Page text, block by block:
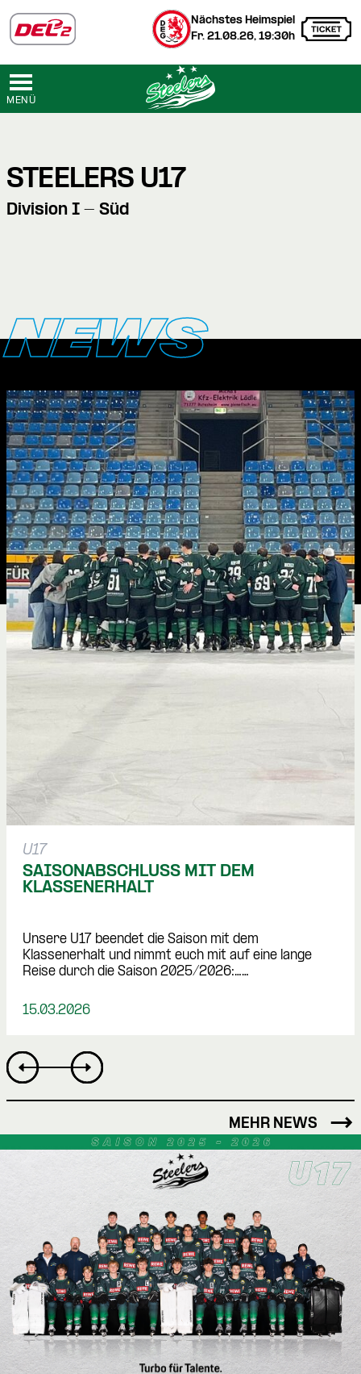
Nächstes Heimspiel
Fr. 21.08.26, 19:30h
MENÜ
STEELERS U17
Division I - Süd
NEWS
U17
SAISONABSCHLUSS MIT DEM
KLASSENERHALT
Unsere U17 beendet die Saison mit dem
Klassenerhalt und nimmt euch mit auf eine lange
Reise durch die Saison 2025/2026:……
15.03.2026
MEHR NEWS